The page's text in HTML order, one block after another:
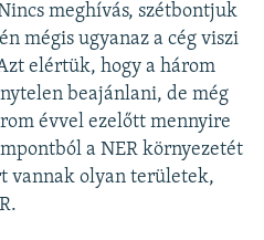
meghívás, szétbontjuk
mégis ugyanaz a cég viszi
elértük, hogy a három
beajánlani, de még
évvel ezelőtt mennyire
a NER környezetét
vannak olyan területek,